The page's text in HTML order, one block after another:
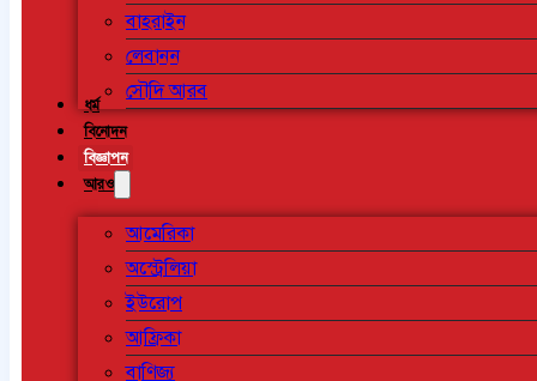
বাহরাইন
লেবানন
সৌদি আরব
ধর্ম
বিনোদন
বিজ্ঞাপন
আরও
আমেরিকা
অস্ট্রেলিয়া
ইউরোপ
আফ্রিকা
বাণিজ্য